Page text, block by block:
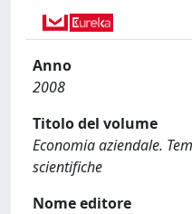
Anno
2008
Titolo del volume
Economia aziendale.
scientifiche
Nome editore